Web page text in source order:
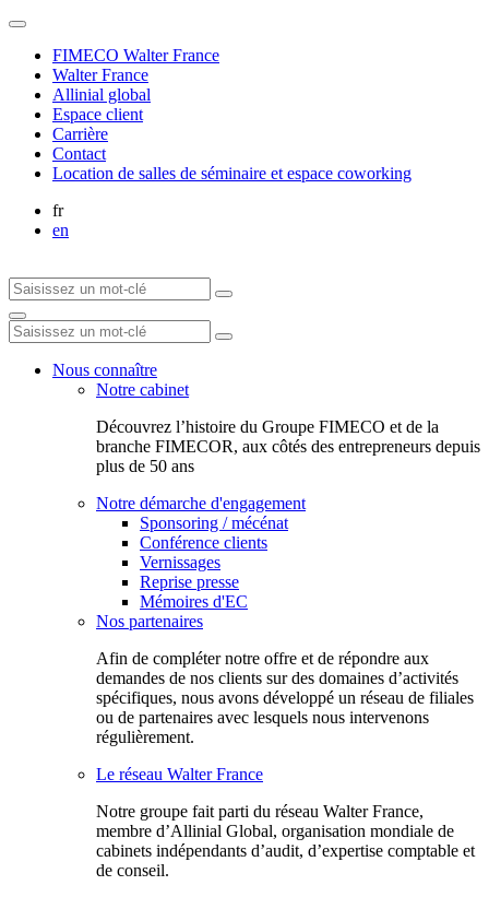
FIMECO Walter France
Walter France
Allinial global
Espace client
Carrière
Contact
Location de salles de séminaire et espace coworking
fr
en
Nous connaître
Notre cabinet
Découvrez l’histoire du Groupe FIMECO et de la
branche FIMECOR, aux côtés des entrepreneurs depuis
plus de 50 ans
Notre démarche d'engagement
Sponsoring / mécénat
Conférence clients
Vernissages
Reprise presse
Mémoires d'EC
Nos partenaires
Afin de compléter notre offre et de répondre aux
demandes de nos clients sur des domaines d’activités
spécifiques, nous avons développé un réseau de filiales
ou de partenaires avec lesquels nous intervenons
régulièrement.
Le réseau Walter France
Notr​e groupe fait parti du réseau Walter France,
membre d’Allinial Global, organisation mondiale de
cabinets indépendants d’audit, d’expertise comptable et
de conseil.